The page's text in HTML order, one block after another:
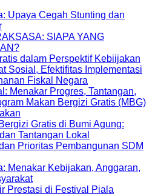
Upaya Cegah Stunting dan
SIAPA YANG
dalam Perspektif Kebiijakan
Sosial, Efektifitas Implementasi
Fiskal Negara
Menakar Progres, Tantangan,
Makan Bergizi Gratis (MBG)
Gratis di Bumi Agung:
Tantangan Lokal
Prioritas Pembangunan SDM
Menakar Kebijakan, Anggaran,
Prestasi di Festival Piala